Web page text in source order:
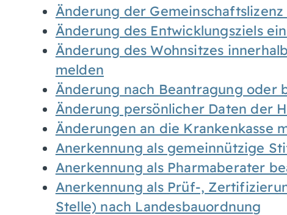
Änderung der
Änderung des Entwicklungsziels
Änderung des Wohnsitzes
melden
Änderung nach Beantragung oder
Änderung persönlicher Daten der
Änderungen an die Krankenkasse
Anerkennung als gemeinnützige
Anerkennung als Pharmaberater
Anerkennung als Prüf-,
Stelle) nach Landesbauordnung